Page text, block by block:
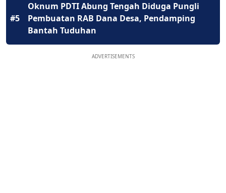
#5
Oknum PDTI Abung Tengah Diduga Pungli
Pembuatan RAB Dana Desa, Pendamping
Bantah Tuduhan
ADVERTISEMENTS